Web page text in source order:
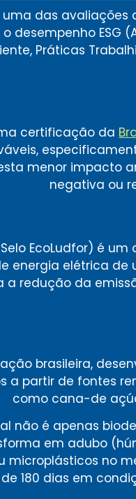
uma das avaliações
desempenho ESG
Práticas
certificação da
menor impacto
negativa ou
EcoLudfor) é
energia elétrica de
a redução da
brasileira,
a partir de fontes
como cana-de
não é apenas
em adubo
microplásticos no
180 dias em